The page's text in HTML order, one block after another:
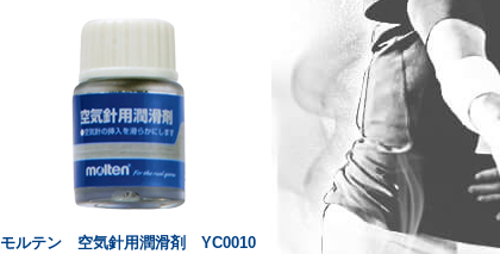
モルテン 空気針用潤滑剤 YC0010